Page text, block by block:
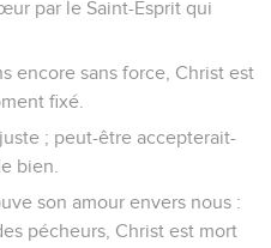
par le Saint-Esprit qui
encore sans force, Christ est
fixé.
; peut-être accepterait-
bien.
son amour envers nous :
pécheurs, Christ est mort